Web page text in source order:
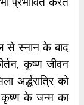
से स्नान के बाद
कृष्ण जीवन
अर्द्धरात्रि को
कृष्ण के जन्म का